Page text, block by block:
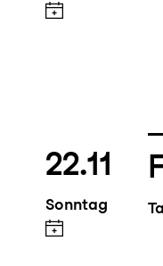
22.11
Sonntag